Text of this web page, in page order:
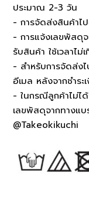
ประมาณ 2-3 วัน
- การจัดส่งสินค้าไ
- การแจ้งเลขพัสดุ
รับสินค้า ใช้เวลาไม่
- สำหรับการจัดส่ง
อีเมล หลังจากชำระ
- ในกรณีลูกค้าไม่ไ
เลขพัสดุจากทางแ
@Takeokikuchi